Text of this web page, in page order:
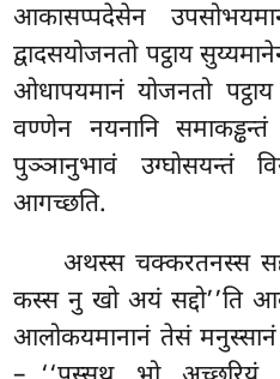
आकासप्पदेसेन
द्वादसयोजनतो पट्ठाय
ओधापयमानं योजनतो
वण्णेन नयनानि
पुञ्ञानुभावं उग्घोसयन्तं
आगच्छति.
अथस्स चक्करतनस्स
कस्स नु खो अयं सद्दो’’ति
आलोकयमानानं तेसं